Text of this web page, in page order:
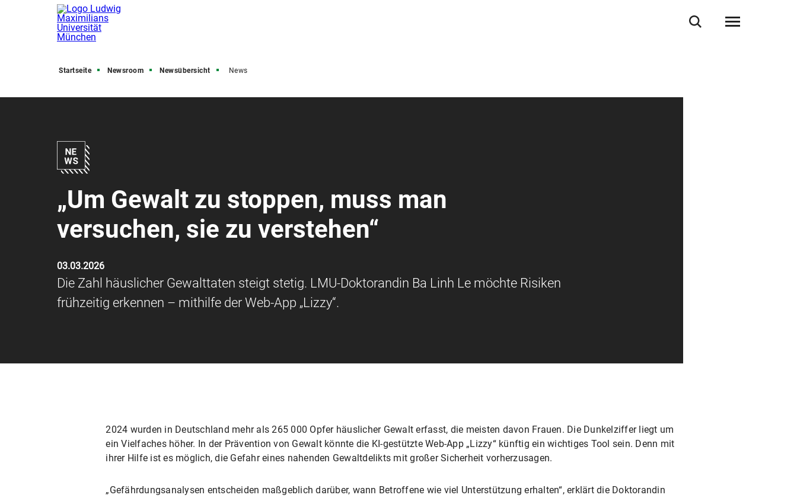
Startseite Newsroom Newsübersicht News
„Um Gewalt zu stoppen, muss man
versuchen, sie zu verstehen“
03.03.2026
Die Zahl häuslicher Gewalttaten steigt stetig. LMU-Doktorandin Ba Linh Le möchte Risiken
frühzeitig erkennen – mithilfe der Web-App „Lizzy“.
2024 wurden in Deutschland mehr als 265 000 Opfer häuslicher Gewalt erfasst, die meisten davon Frauen. Die Dunkelziffer liegt um
ein Vielfaches höher. In der Prävention von Gewalt könnte die KI-gestützte Web-App „Lizzy“ künftig ein wichtiges Tool sein. Denn mit
ihrer Hilfe ist es möglich, die Gefahr eines nahenden Gewaltdelikts mit großer Sicherheit vorherzusagen.
„Gefährdungsanalysen entscheiden maßgeblich darüber, wann Betroffene wie viel Unterstützung erhalten“, erklärt die Doktorandin